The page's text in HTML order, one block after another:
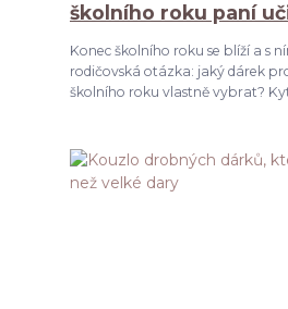
školního roku paní
Konec školního roku se blíží a s
rodičovská otázka: jaký dárek
školního roku vlastně vybrat?